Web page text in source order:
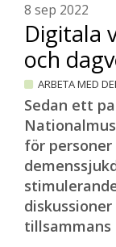
8 sep 2022
Digitala
och
ARBETA MED
Sedan ett
för